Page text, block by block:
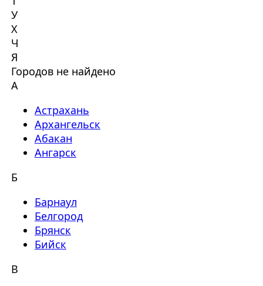
У
Х
Ч
Я
Городов не найдено
А
Астрахань
Архангельск
Абакан
Ангарск
Б
Барнаул
Белгород
Брянск
Бийск
В